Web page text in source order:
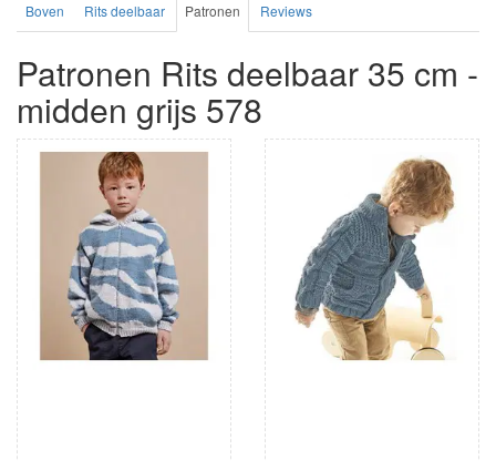
Boven Rits deelbaar Patronen Reviews
Patronen Rits deelbaar 35 cm -
midden grijs 578